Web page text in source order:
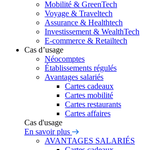
Mobilité & GreenTech
Voyage & Traveltech
Assurance & Healthtech
Investissement & WealthTech
E-commerce & Retailtech
Cas d’usage
Néocomptes
Établissements régulés
Avantages salariés
Cartes cadeaux
Cartes mobilité
Cartes restaurants
Cartes affaires
Cas d'usage
En savoir plus
AVANTAGES SALARIÉS